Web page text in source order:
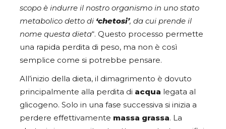
scopo è indurre il nostro organismo in uno stato
metabolico detto di ‘chetosi’, da cui prende il
nome questa dieta“. Questo processo permette
una rapida perdita di peso, ma non è così
semplice come si potrebbe pensare.
All’inizio della dieta, il dimagrimento è dovuto
principalmente alla perdita di acqua legata al
glicogeno. Solo in una fase successiva si inizia a
perdere effettivamente massa grassa. La